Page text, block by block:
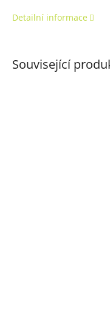
Detailní informace
Související